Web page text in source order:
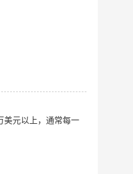
美元以上，通常每一